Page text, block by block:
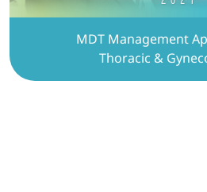
MDT Management
Thoracic &